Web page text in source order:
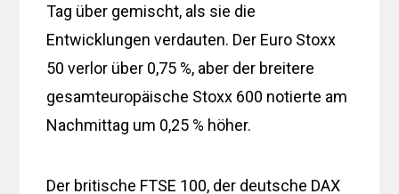
Tag über gemischt, als sie die
Entwicklungen verdauten. Der Euro Stoxx
50 verlor über 0,75 %, aber der breitere
gesamteuropäische Stoxx 600 notierte am
Nachmittag um 0,25 % höher.
Der britische FTSE 100, der deutsche DAX